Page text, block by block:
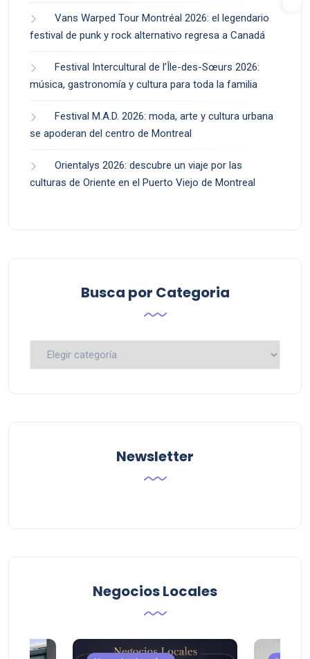
Vans Warped Tour Montréal 2026: el legendario
festival de punk y rock alternativo regresa a Canadá
Festival Intercultural de l’Île-des-Sœurs 2026:
música, gastronomía y cultura para toda la familia
Festival M.A.D. 2026: moda, arte y cultura urbana
se apoderan del centro de Montreal
Orientalys 2026: descubre un viaje por las
culturas de Oriente en el Puerto Viejo de Montreal
Busca por Categoria
Busca
Newsletter
Negocios Locales